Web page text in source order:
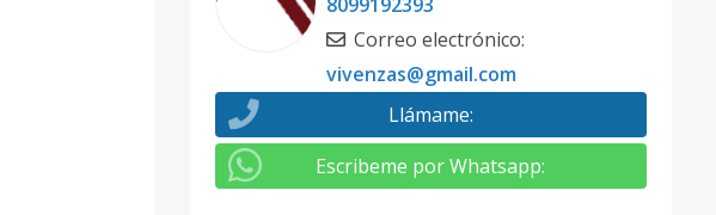
Correo electrónico:
vivenzas@gmail.com
Llámame:
Escribeme por Whatsapp: